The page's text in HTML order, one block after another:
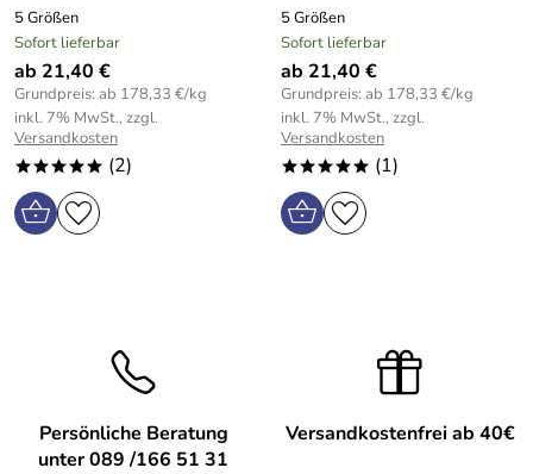
5 Größen
Sofort lieferbar
ab 21,40 €
Grundpreis: ab 178,33 €/kg
inkl. 7% MwSt., zzgl.
Versandkosten
***** (2)
5 Größen
Sofort lieferbar
ab 21,40 €
Grundpreis: ab 178,33 €/kg
inkl. 7% MwSt., zzgl.
Versandkosten
***** (1)
Persönliche Beratung
unter 089 /166 51 31
Versandkostenfrei ab 40€